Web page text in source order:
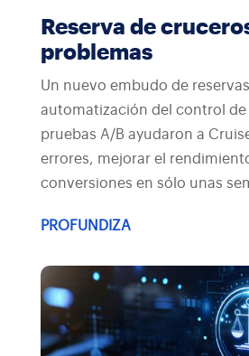
Reserva de
problemas
Un nuevo embudo de
automatización del control de
pruebas A/B ayudaron a
errores, mejorar el
conversiones en sólo unas
PROFUNDIZA